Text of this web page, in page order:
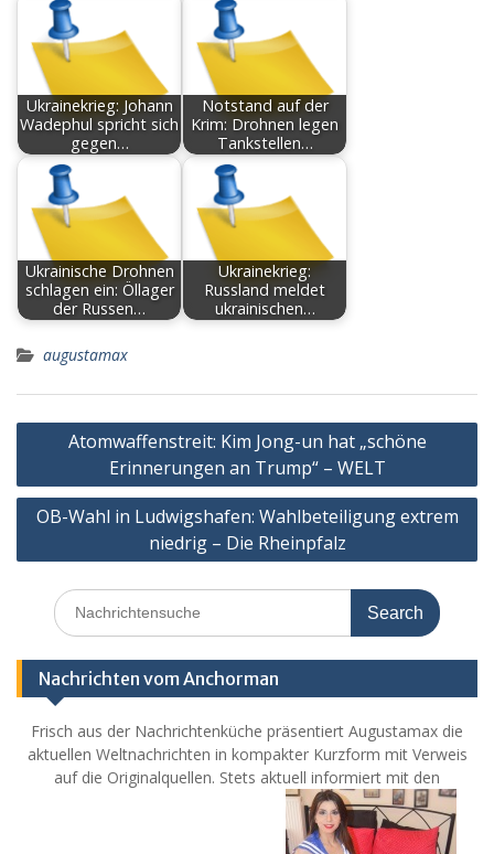
Ukrainekrieg: Johann
Wadephul spricht sich
gegen…
Notstand auf der
Krim: Drohnen legen
Tankstellen…
Ukrainische Drohnen
schlagen ein: Öllager
der Russen…
Ukrainekrieg:
Russland meldet
ukrainischen…
augustamax
Post
navigation
Atomwaffenstreit: Kim Jong-un hat „schöne
Erinnerungen an Trump“ – WELT
OB-​Wahl in Lud­wigs­ha­fen: Wahl­be­tei­li­gung ex­trem
nied­rig – Die Rheinpfalz
Search
for:
Nachrichten vom Anchorman
Frisch aus der Nachrichtenküche präsentiert Augustamax die
aktuellen Weltnachrichten in kompakter Kurzform mit Verweis
auf die Originalquellen. Stets aktuell informiert mit den